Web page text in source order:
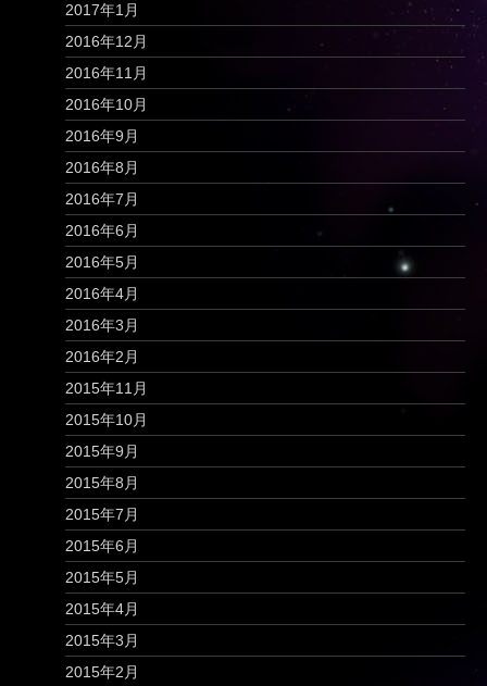
2017年1月
2016年12月
2016年11月
2016年10月
2016年9月
2016年8月
2016年7月
2016年6月
2016年5月
2016年4月
2016年3月
2016年2月
2015年11月
2015年10月
2015年9月
2015年8月
2015年7月
2015年6月
2015年5月
2015年4月
2015年3月
2015年2月